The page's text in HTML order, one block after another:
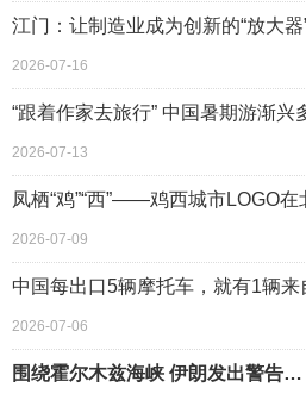
江门：让制造业成为创新的“放大器
2026-07-16
“跟着作家去旅行” 中国暑期游渐兴
2026-07-13
凤栖“鸡”“西”——鸡西城市LOGO在
2026-07-09
中国每出口5辆摩托车，就有1辆来
2026-07-06
围绕霍尔木兹海峡 伊朗发出警告…